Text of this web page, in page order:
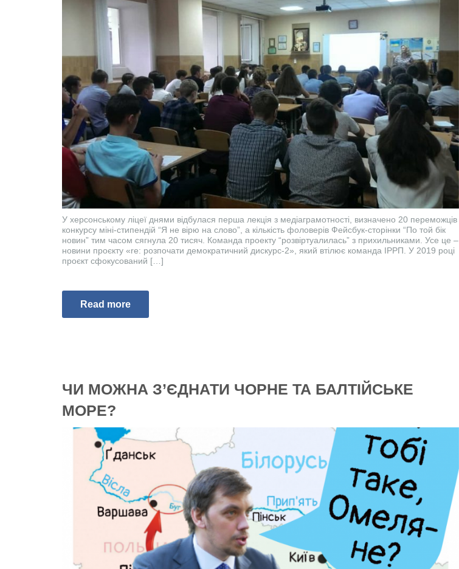
У херсонському ліцеї днями відбулася перша лекція з медіаграмотності, визначено 20 переможців
конкурсу міні-стипендій “Я не вірю на слово”, а кількість фоловерів Фейсбук-сторінки “По той бік
новин” тим часом сягнула 20 тисяч. Команда проекту “розвіртуалилась” з прихильниками. Усе це –
новини проєкту «re: розпочати демократичний дискурс-2», який втілює команда ІРРП. У 2019 році
проєкт сфокусований […]
Read more
ЧИ МОЖНА З’ЄДНАТИ ЧОРНЕ ТА БАЛТІЙСЬКЕ
МОРЕ?